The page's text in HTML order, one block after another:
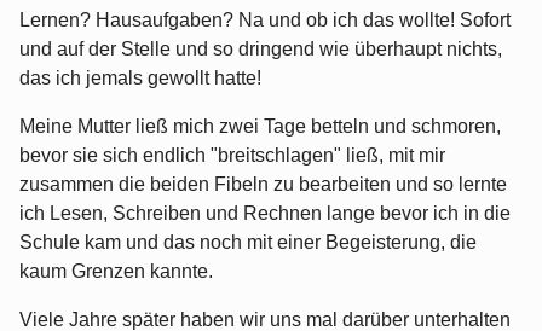
Lernen? Hausaufgaben? Na und ob ich das wollte! Sofort
und auf der Stelle und so dringend wie überhaupt nichts,
das ich jemals gewollt hatte!
Meine Mutter ließ mich zwei Tage betteln und schmoren,
bevor sie sich endlich "breitschlagen" ließ, mit mir
zusammen die beiden Fibeln zu bearbeiten und so lernte
ich Lesen, Schreiben und Rechnen lange bevor ich in die
Schule kam und das noch mit einer Begeisterung, die
kaum Grenzen kannte.
Viele Jahre später haben wir uns mal darüber unterhalten